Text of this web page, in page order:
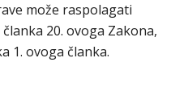
može raspolagati
20. ovoga Zakona,
1. ovoga članka.